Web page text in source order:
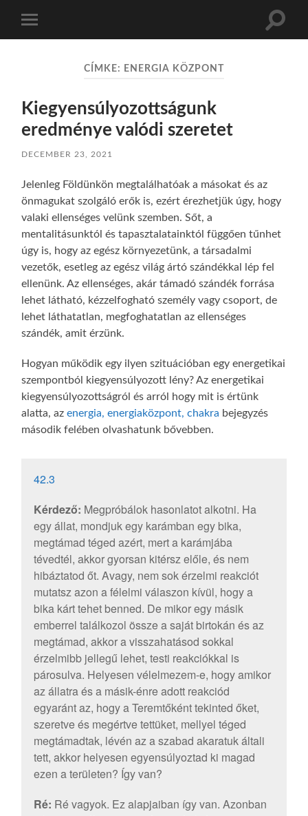
mobile
Toggle
CÍMKE: ENERGIA KÖZPONT
Kiegyensúlyozottságunk
eredménye valódi szeretet
DECEMBER 23, 2021
Jelenleg Földünkön megtalálhatóak a másokat és az
önmagukat szolgáló erők is, ezért érezhetjük úgy, hogy
valaki ellenséges velünk szemben. Sőt, a
mentalitásunktól és tapasztalatainktól függően tűnhet
úgy is, hogy az egész környezetünk, a társadalmi
vezetők, esetleg az egész világ ártó szándékkal lép fel
ellenünk. Az ellenséges, akár támadó szándék forrása
lehet látható, kézzelfogható személy vagy csoport, de
lehet láthatatlan, megfoghatatlan az ellenséges
szándék, amit érzünk.
Hogyan működik egy ilyen szituációban egy energetikai
szempontból kiegyensúlyozott lény? Az energetikai
kiegyensúlyozottságról és arról hogy mit is értünk
alatta, azenergia, energiaközpont, chakra bejegyzés
második felében olvashatunk bővebben.
42.3
Kérdező: Megpróbálok hasonlatot alkotni. Ha
egy állat, mondjuk egy karámban egy bika,
megtámad téged azért, mert a karámjába
tévedtél, akkor gyorsan kitérsz előle, és nem
hibáztatod őt. Avagy, nem sok érzelmi reakciót
mutatsz azon a félelmi válaszon kívül, hogy a
bika kárt tehet benned. De mikor egy másik
emberrel találkozol össze a saját birtokán és az
megtámad, akkor a visszahatásod sokkal
érzelmibb jellegű lehet, testi reakciókkal is
párosulva. Helyesen vélelmezem-e, hogy amikor
az állatra és a másik-énre adott reakciód
egyaránt az, hogy a Teremtőként tekinted őket,
szeretve és megértve tettüket, mellyel téged
megtámadtak, lévén az a szabad akaratuk általi
tett, akkor helyesen egyensúlyoztad ki magad
ezen a területen? Így van?
Ré: Ré vagyok. Ez alapjaiban így van. Azonban